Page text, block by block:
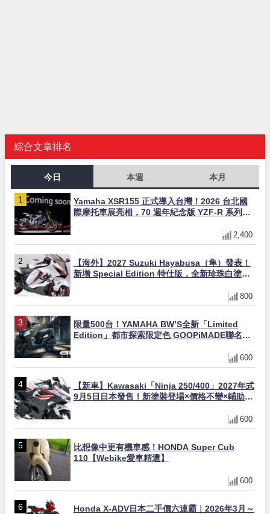
綜合文章排名
今日 本週 本月
Yamaha XSR155 正式導入台灣！2026 台北國
際摩托車展亮相，70 週年紀念版 YZF-R 系列限
2,400
【海外】2027 Suzuki Hayabusa（隼）發表！
新增 Special Edition 特仕版，全新珍珠白塗裝
800
限量500台！YAMAHA BW’S全新「Limited
Edition」都市探索限定色 GOOPiMADE聯名包
600
【新車】Kawasaki「Ninja 250/400」2027年式
9月5日日本發售！新塗裝登場×價格不變×輔助滑
600
比想像中更有機車感！HONDA Super Cub
110【Webike愛車精選】
600
Honda X-ADV日本二手價六連霸｜2026年3月～